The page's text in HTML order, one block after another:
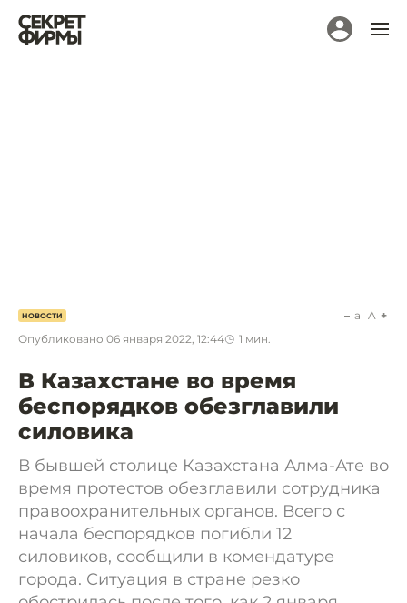
НОВОСТИ
Опубликовано 06 января 2022, 12:44 1 мин.
a A
В Казахстане во время
беспорядков обезглавили
силовика
В бывшей столице Казахстана Алма-Ате во
время протестов обезглавили сотрудника
правоохранительных органов. Всего с
начала беспорядков погибли 12
силовиков, сообщили в комендатуре
города. Ситуация в стране резко